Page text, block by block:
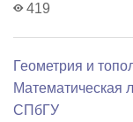
419
Геометрия и
Математичеcкая
СПбГУ